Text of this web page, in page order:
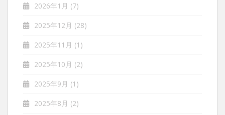
2026年1月 (7)
2025年12月 (28)
2025年11月 (1)
2025年10月 (2)
2025年9月 (1)
2025年8月 (2)